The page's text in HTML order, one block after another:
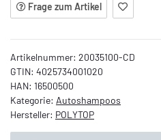
Frage zum Artikel
Artikelnummer: 20035100-CD
GTIN: 4025734001020
HAN: 16500500
Kategorie: Autoshampoos
Hersteller: POLYTOP